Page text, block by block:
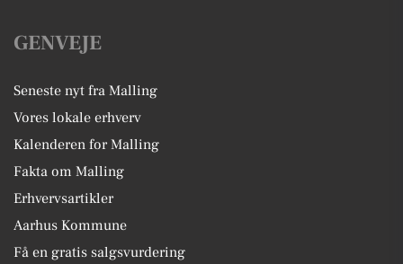
GENVEJE
Seneste nyt fra Malling
Vores lokale erhverv
Kalenderen for Malling
Fakta om Malling
Erhvervsartikler
Aarhus Kommune
Få en gratis salgsvurdering